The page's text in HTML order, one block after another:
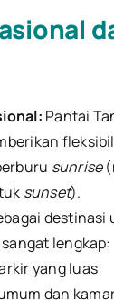
Pantai
sunrise
sunset).
destinasi
lengkap:
yang luas
dan